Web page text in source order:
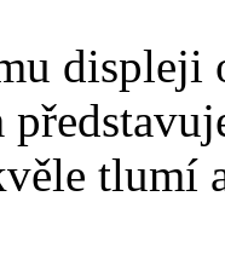
displeji
tlumí